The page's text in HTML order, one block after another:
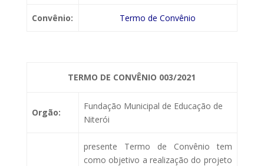
Convênio: Termo de Convênio
TERMO DE CONVÊNIO 003/2021
Orgão:
Fundação Municipal de Educação de
Niterói
presente Termo de Convênio tem
como objetivo a realização do projeto